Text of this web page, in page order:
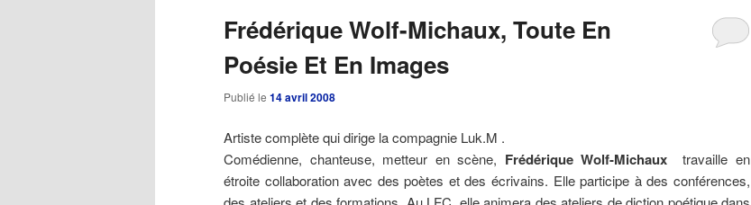
Frédérique Wolf-Michaux, Toute En
Poésie Et En Images
Publié le 14 avril 2008
Artiste complète qui dirige la compagnie Luk.M .
Comédienne, chanteuse, metteur en scène, Frédérique Wolf-Michaux travaille en
étroite collaboration avec des poètes et des écrivains. Elle participe à des conférences,